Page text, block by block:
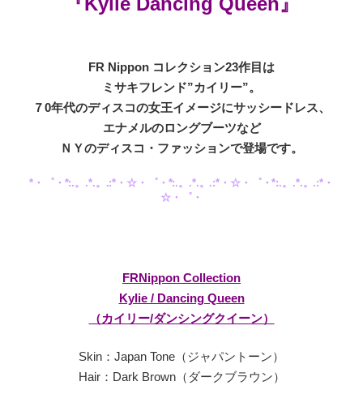
FR Nippon コレクション23作目は
ミサキフレンド”カイリー”。
７0年代のディスコの女王イメージにサッシードレス、
エナメルのロングブーツなど
ＮＹのディスコ・ファッションで登場です。
*・゜・*:.。.*.。.:*・☆・゜・*:.。.*.。.:*・☆・゜・*:.。.*.。.:*・
☆・゜・
FRNippon Collection
Kylie / Dancing Queen
（カイリー/ダンシングクイーン）
Skin：Japan Tone（ジャパントーン）
Hair：Dark Brown（ダークブラウン）